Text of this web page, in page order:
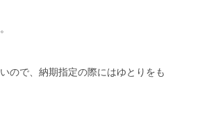
ので、納期指定の際にはゆとりをも